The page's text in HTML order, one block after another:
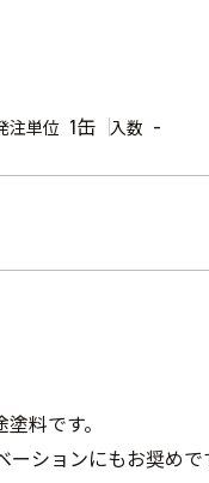
注単位 1缶 入数 -
料です。
ションにもお奨めで